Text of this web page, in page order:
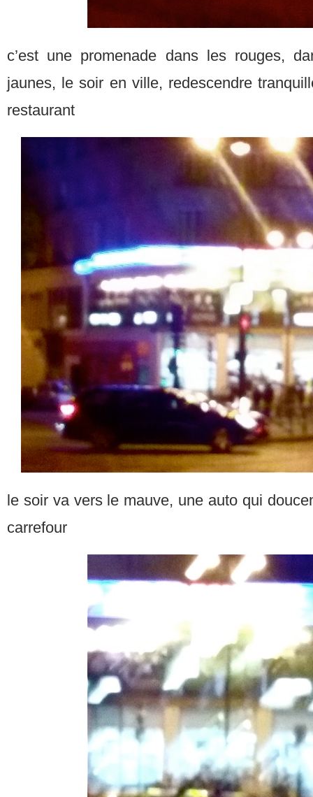
c’est une promenade dans les rouges,
jaunes, le soir en ville, redescendre
restaurant
le soir va vers le mauve, une auto qui
carrefour